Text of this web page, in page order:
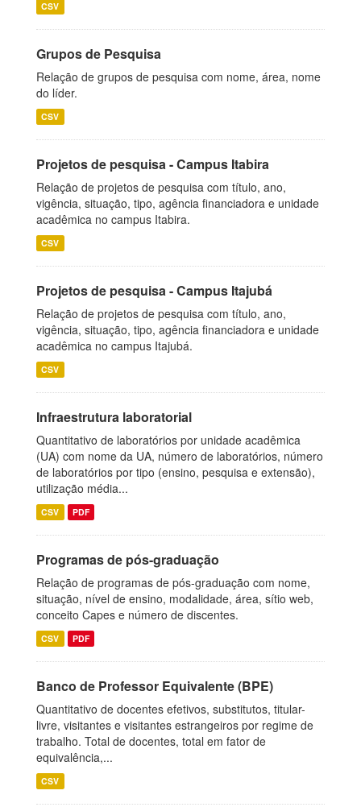
CSV
Grupos de Pesquisa
Relação de grupos de pesquisa com nome, área, nome
do líder.
CSV
Projetos de pesquisa - Campus Itabira
Relação de projetos de pesquisa com título, ano,
vigência, situação, tipo, agência financiadora e unidade
acadêmica no campus Itabira.
CSV
Projetos de pesquisa - Campus Itajubá
Relação de projetos de pesquisa com título, ano,
vigência, situação, tipo, agência financiadora e unidade
acadêmica no campus Itajubá.
CSV
Infraestrutura laboratorial
Quantitativo de laboratórios por unidade acadêmica
(UA) com nome da UA, número de laboratórios, número
de laboratórios por tipo (ensino, pesquisa e extensão),
utilização média...
CSV PDF
Programas de pós-graduação
Relação de programas de pós-graduação com nome,
situação, nível de ensino, modalidade, área, sítio web,
conceito Capes e número de discentes.
CSV PDF
Banco de Professor Equivalente (BPE)
Quantitativo de docentes efetivos, substitutos, titular-
livre, visitantes e visitantes estrangeiros por regime de
trabalho. Total de docentes, total em fator de
equivalência,...
CSV